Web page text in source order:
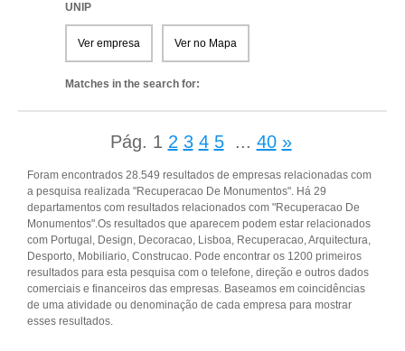
UNIP
Ver empresa Ver no Mapa
Matches in the search for:
Pág. 1 2 3 4 5 ... 40 »
Foram encontrados 28.549 resultados de empresas relacionadas com
a pesquisa realizada "Recuperacao De Monumentos". Há 29
departamentos com resultados relacionados com "Recuperacao De
Monumentos".Os resultados que aparecem podem estar relacionados
com Portugal, Design, Decoracao, Lisboa, Recuperacao, Arquitectura,
Desporto, Mobiliario, Construcao. Pode encontrar os 1200 primeiros
resultados para esta pesquisa com o telefone, direção e outros dados
comerciais e financeiros das empresas. Baseamos em coincidências
de uma atividade ou denominação de cada empresa para mostrar
esses resultados.